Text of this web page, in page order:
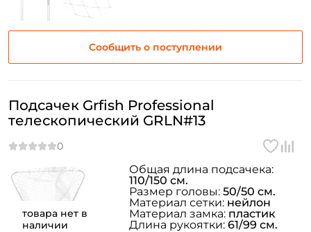
Сообщить о поступлении
товара нет в
наличии
Подсачек Grfish Professional
телескопический GRLN#13
Общая длина подсачека:
110/150 см.
Размер головы: 50/50 см.
Материал сетки: нейлон
Материал замка: пластик
Длина рукоятки: 61/99 см.